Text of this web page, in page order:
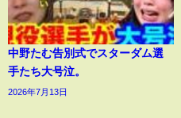
中野たむ告別式でスターダム選
手たち大号泣。
2026年7月13日